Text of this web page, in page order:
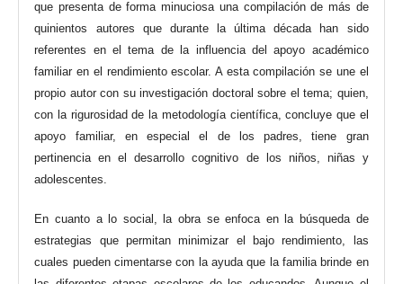
que presenta de forma minuciosa una compilación de más de
quinientos autores que durante la última década han sido
referentes en el tema de la influencia del apoyo académico
familiar en el rendimiento escolar. A esta compilación se une el
propio autor con su investigación doctoral sobre el tema; quien,
con la rigurosidad de la metodología científica, concluye que el
apoyo familiar, en especial el de los padres, tiene gran
pertinencia en el desarrollo cognitivo de los niños, niñas y
adolescentes.
En cuanto a lo social, la obra se enfoca en la búsqueda de
estrategias que permitan minimizar el bajo rendimiento, las
cuales pueden cimentarse con la ayuda que la familia brinde en